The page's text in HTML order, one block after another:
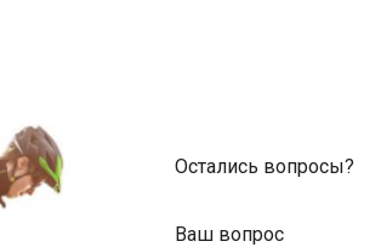
Остались вопросы?
Ваш вопрос